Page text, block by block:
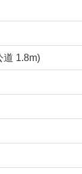
道 1.8m)